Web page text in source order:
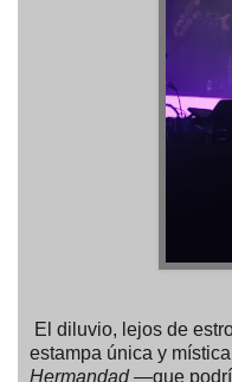
El diluvio, lejos de
estampa única y
Hermandad—que